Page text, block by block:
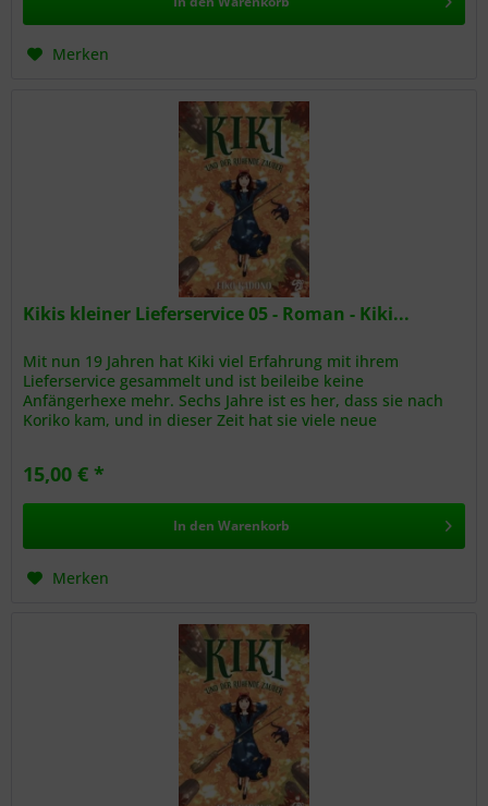
Merken
Kikis kleiner Lieferservice 05 - Roman - Kiki...
Mit nun 19 Jahren hat Kiki viel Erfahrung mit ihrem
Lieferservice gesammelt und ist beileibe keine
Anfängerhexe mehr. Sechs Jahre ist es her, dass sie nach
Koriko kam, und in dieser Zeit hat sie viele neue
15,00 € *
In den Warenkorb
Merken